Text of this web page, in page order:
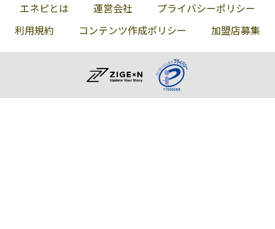
エネピとは 運営会社
プライバシーポリシー
利用規約
コンテンツ作成ポリシー 加盟店募集